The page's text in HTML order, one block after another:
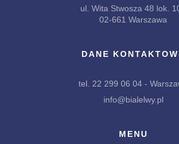
ul. Wita Stwosza 48 lok.
02-661 Warszawa
DANE
tel. 22 299 06 04 -
info@bialelwy.pl
MENU